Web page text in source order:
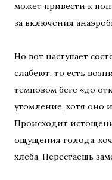
может привести к
за включения
Но вот наступает
слабеют, то есть
темповом беге «до
утомление, хотя оно
Происходит
ощущения голода,
хлеба. Перестаешь